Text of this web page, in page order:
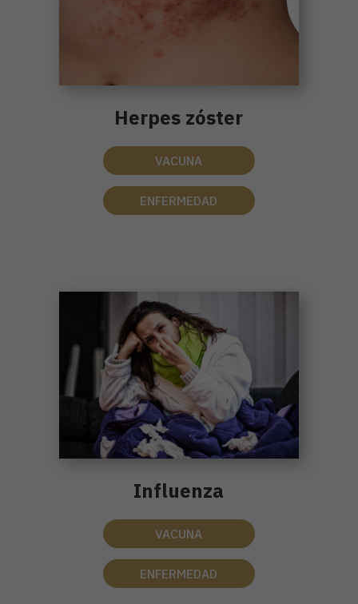
Herpes zóster
VACUNA
ENFERMEDAD
Influenza
VACUNA
ENFERMEDAD